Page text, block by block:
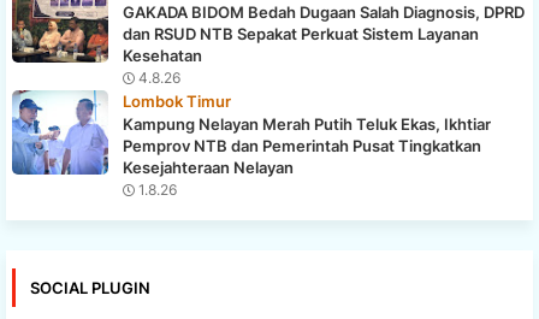
GAKADA BIDOM Bedah Dugaan Salah Diagnosis, DPRD
dan RSUD NTB Sepakat Perkuat Sistem Layanan
Kesehatan
4.8.26
Lombok Timur
Kampung Nelayan Merah Putih Teluk Ekas, Ikhtiar
Pemprov NTB dan Pemerintah Pusat Tingkatkan
Kesejahteraan Nelayan
1.8.26
SOCIAL PLUGIN